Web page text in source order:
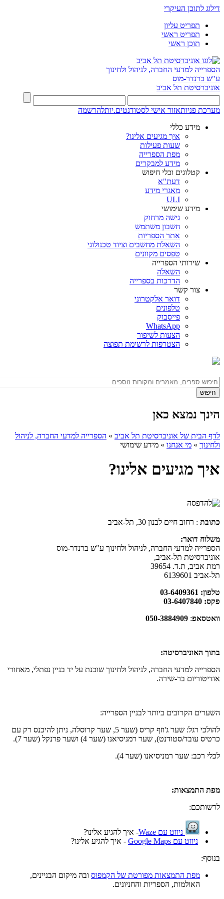
דילוג לתוכן העיקרי
תפריט עליון
תפריט ראשי
תוכן ראשי
הספרייה למדעי החברה, לניהול ולחינוך
ע"ש ברנדר-מוס
אוניברסיטת תל אביב
מערכת פניותאזור אישי לסטודנטים.יותלהרשמה
מידע כללי
איך מגיעים אלינו?
שעות פעילות
מפת הספרייה
מידע למבקרים
קטלוגים וכלי חיפוש
דעת"א
מאגרי מידע
ULI
מידע שימושי
גישה מרחוק
חשבון משתמש
אתר הספריות
השאלת מחשבים וציוד טכנולוגי
טפסים מקוונים
שירותי הספרייה
השאלה
הדרכות בספרייה
צור קשר
דואר אלקטרוני
טלפונים
פייסבוק
WhatsApp
הצעות לשיפור
הצטרפות לרשימת תפוצה
הינך נמצא כאן
לדף הבית של אוניברסיטת תל אביב » הספרייה למדעי החברה, לניהול
ולחינוך » מי אנחנו » מידע שימושי
איך מגיעים אלינו?
כתובת : רחוב חיים לבנון 30, תל-אביב
משלוח דואר:
הספרייה למדעי החברה, לניהול ולחינוך ע"ש ברנדר-מוס
אוניברסיטת תל-אביב,
רמת אביב, ת.ד. 39654
תל-אביב 6139601
טלפון: 03-6409361
פקס: 03-6407840
וואטסאפ:
050-3884909
בתוך האוניברסיטה:
הספרייה למדעי החברה, לניהול ולחינוך שוכנת על יד בניין נפתלי, מאחורי
אודיטוריום בר-שירה.
השערים הקרובים ביותר לבניין הספרייה:
להולכי רגל: שער ג'וזף קריס (שער 5, שער קרוסלה, ניתן להיכנס רק עם
כרטיס עובד/סטודנט), שער רמניסיאנו (שער 4) ושער פרנקל (שער 7).
לכלי רכב: שער רמניסיאנו (שער 4).
מפת התמצאות:
לרשותכם:
ניווט עם Waze
- איך להגיע אלינו?
ניווט עם Google Maps
- איך להגיע אלינו?
בנוסף:
מפת התמצאות מפורטת של הקמפוס ובה מיקום הבניינים,
האולמות, הספריות והחניונים.